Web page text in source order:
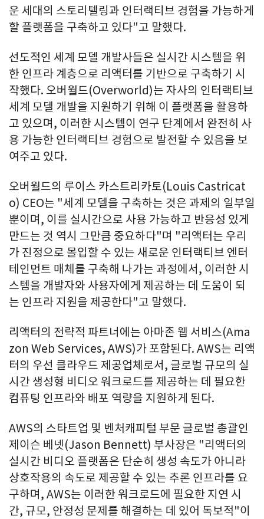
운 세대의 스토리텔링과 인터랙티브 경험을 가능하게
할 플랫폼을 구축하고 있다"고 말했다.
선도적인 세계 모델 개발사들은 실시간 시스템을 위
한 인프라 계층으로 리액터를 기반으로 구축하기 시
작했다. 오버월드(Overworld)는 자사의 인터랙티브
세계 모델 개발을 지원하기 위해 이 플랫폼을 활용하
고 있으며, 이러한 시스템이 연구 단계에서 완전히 사
용 가능한 인터랙티브 경험으로 발전할 수 있음을 보
여주고 있다.
오버월드의 루이스 카스트리카토(Louis Castricat
o) CEO는 "세계 모델을 구축하는 것은 과제의 일부일
뿐이며, 이를 실시간으로 사용 가능하고 반응성 있게
만드는 것 역시 그만큼 중요하다"며 "리액터는 우리
가 진정으로 몰입할 수 있는 새로운 인터랙티브 엔터
테인먼트 매체를 구축해 나가는 과정에서, 이러한 시
스템을 개발자와 사용자에게 제공하는 데 도움이 되
는 인프라 지원을 제공한다"고 말했다.
리액터의 전략적 파트너에는 아마존 웹 서비스(Ama
zon Web Services, AWS)가 포함된다. AWS는 리액
터의 우선 클라우드 제공업체로서, 글로벌 규모의 실
시간 생성형 비디오 워크로드를 제공하는 데 필요한
컴퓨팅 인프라와 배포 역량을 지원하게 된다.
AWS의 스타트업 및 벤처캐피털 부문 글로벌 총괄인
제이슨 베넷(Jason Bennett) 부사장은 "리액터의
실시간 비디오 플랫폼은 단순히 생성 속도가 아니라
상호작용의 속도로 제공할 수 있는 추론 인프라를 요
구하며, AWS는 이러한 워크로드에 필요한 지연 시
간, 규모, 안정성 문제를 해결하는 데 있어 독보적"이